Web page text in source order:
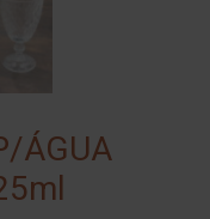
ÁGUA